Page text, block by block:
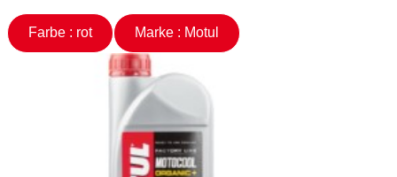
Farbe : rot Marke : Motul